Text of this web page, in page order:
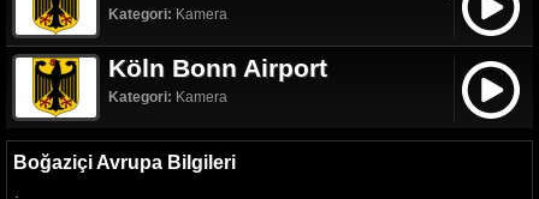
Kategori: Kamera
Köln Bonn Airport
Kategori: Kamera
Boğaziçi Avrupa Bilgileri